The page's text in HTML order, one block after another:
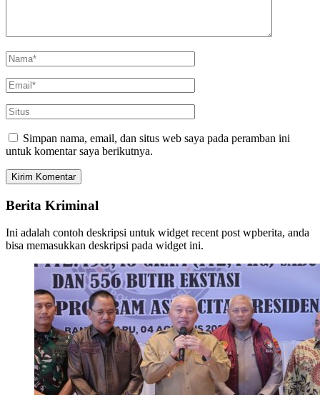
Simpan nama, email, dan situs web saya pada peramban ini
untuk komentar saya berikutnya.
Berita Kriminal
Ini adalah contoh deskripsi untuk widget recent post wpberita, anda
bisa memasukkan deskripsi pada widget ini.